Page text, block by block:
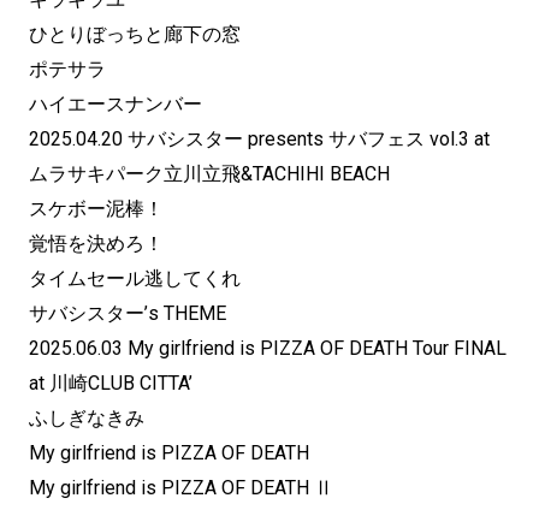
ひとりぼっちと廊下の窓
ポテサラ
ハイエースナンバー
2025.04.20 サバシスター presents サバフェス vol.3 at
ムラサキパーク立川立飛&TACHIHI BEACH
スケボー泥棒！
覚悟を決めろ！
タイムセール逃してくれ
サバシスター’s THEME
2025.06.03 My girlfriend is PIZZA OF DEATH Tour FINAL
at 川崎CLUB CITTA’
ふしぎなきみ
My girlfriend is PIZZA OF DEATH
My girlfriend is PIZZA OF DEATH Ⅱ